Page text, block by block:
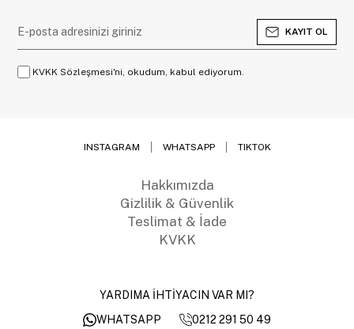
KAYIT OL
KVKK Sözleşmesi'ni, okudum, kabul ediyorum.
INSTAGRAM WHATSAPP TIKTOK
Hakkımızda
Gizlilik & Güvenlik
Teslimat & İade
KVKK
YARDIMA İHTİYACIN VAR MI?
WHATSAPP
0212 291 50 49